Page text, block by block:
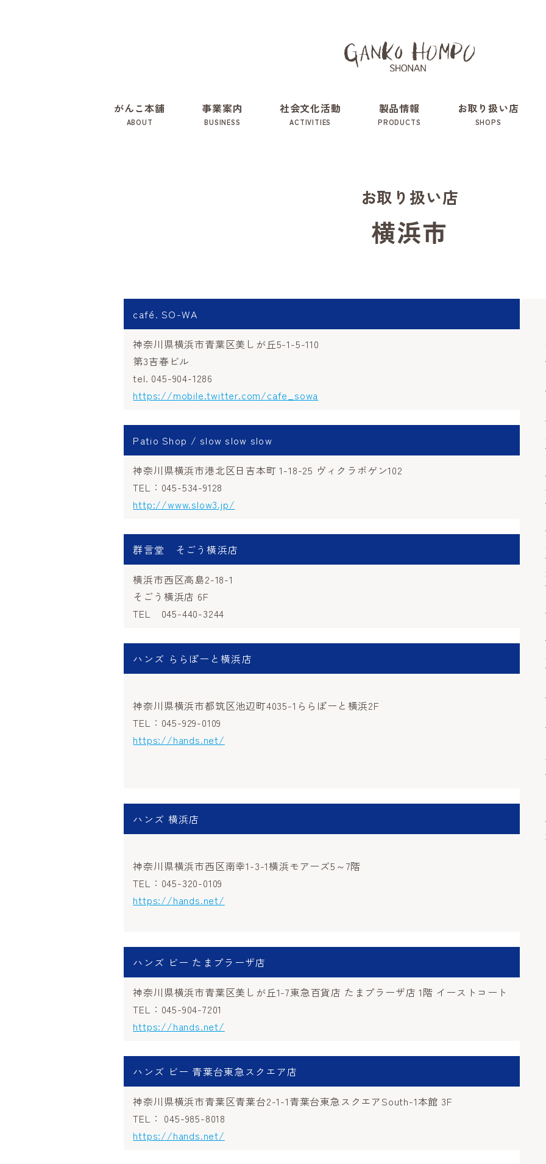
がんこ本舗
ABOUT
事業案内
BUSINESS
社会文化活動
ACTIVITIES
製品情報
PRODUCTS
お取り扱い店
SHOPS
お取り扱い店
横浜市
café. SO-WA
神奈川県横浜市青葉区美しが丘5-1-5-110
第3吉春ビル
tel. 045-904-1286
https://mobile.twitter.com/cafe_sowa
Patio Shop / slow slow slow
神奈川県横浜市港北区日吉本町 1-18-25 ヴィクラボゲン102
TEL：045-534-9128
http://www.slow3.jp/
群言堂 そごう横浜店
横浜市西区高島2-18-1
そごう横浜店 6F
TEL 045-440-3244
ハンズ ららぽーと横浜店
神奈川県横浜市都筑区池辺町4035-1ららぽーと横浜2F
TEL：045-929-0109
https://hands.net/
ハンズ 横浜店
神奈川県横浜市西区南幸1-3-1横浜モアーズ5～7階
TEL：045-320-0109
https://hands.net/
ハンズ ビー たまプラーザ店
神奈川県横浜市青葉区美しが丘1-7東急百貨店 たまプラーザ店 1階 イーストコート
TEL：045-904-7201
https://hands.net/
ハンズ ビー 青葉台東急スクエア店
神奈川県横浜市青葉区青葉台2-1-1青葉台東急スクエアSouth-1本館 3F
TEL： 045-985-8018
https://hands.net/